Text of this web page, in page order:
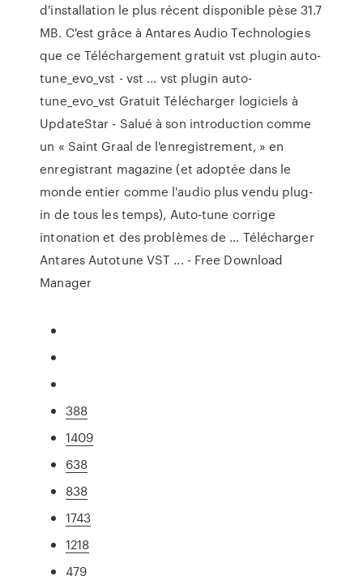
d'installation le plus récent disponible pèse 31.7
MB. C'est grâce à Antares Audio Technologies
que ce Téléchargement gratuit vst plugin auto-
tune_evo_vst - vst ... vst plugin auto-
tune_evo_vst Gratuit Télécharger logiciels à
UpdateStar - Salué à son introduction comme
un « Saint Graal de l'enregistrement, » en
enregistrant magazine (et adoptée dans le
monde entier comme l'audio plus vendu plug-
in de tous les temps), Auto-tune corrige
intonation et des problèmes de … Télécharger
Antares Autotune VST ... - Free Download
Manager
388
1409
638
838
1743
1218
479